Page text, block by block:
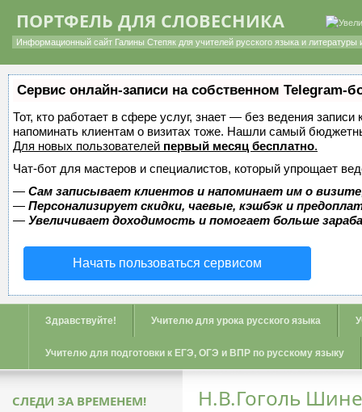
ПОРТФЕЛЬ ДЛЯ СЛОВЕСНИКА
Информационный сайт Галины Степяк для учителей русского языка и литературы
Сервис онлайн-записи на собственном Telegram-
Тот, кто работает в сфере услуг, знает — без ведения
напоминать клиентам о визитах тоже. Нашли самый
Для новых пользователей первый месяц бесплатно.
Чат-бот для мастеров и специалистов, который упрощает
— Сам записывает клиентов и напоминает им о
— Персонализирует скидки, чаевые, кэшбэк и
— Увеличивает доходимость и помогает больше
Начать пользоваться сервисом
Здравствуйте! Учителю для урока русского языка
Учителю для подготовки к ЕГЭ, ОГЭ и ВПР по русскому языку
Н.В.Гоголь
СЛЕДИ ЗА ВРЕМЕНЕМ!